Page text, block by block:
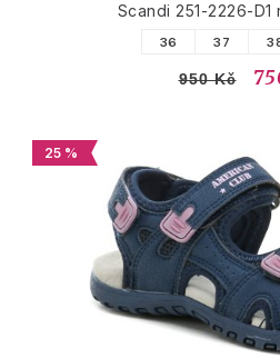
Scandi 251-2226-
36 37
950 Kč
25 %